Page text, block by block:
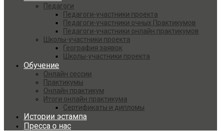
Педагоги
Педагоги-участники проекта
Педагоги-участники очных Практикумов
Педагоги-участники онлайн практикумов
Школы-участники проекта
География заявок
Школы-участники проекта
Обучение
Онлайн сессии
Практикумы
Онлайн практикум
Итоги онлайн практикума
Сертификаты и дипломы
Истории эстампа
Пресса о нас